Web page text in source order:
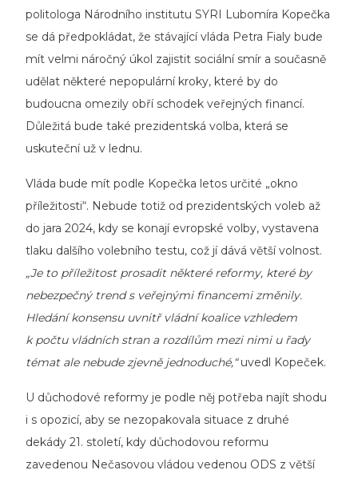
politologa Národního institutu SYRI Lubomíra Kopečka
se dá předpokládat, že stávající vláda Petra Fialy bude
mít velmi náročný úkol zajistit sociální smír a současně
udělat některé nepopulární kroky, které by do
budoucna omezily obří schodek veřejných financí.
Důležitá bude také prezidentská volba, která se
uskuteční už v lednu.
Vláda bude mít podle Kopečka letos určité „okno
příležitosti“. Nebude totiž od prezidentských voleb až
do jara 2024, kdy se konají evropské volby, vystavena
tlaku dalšího volebního testu, což jí dává větší volnost.
„Je to příležitost prosadit některé reformy, které by
nebezpečný trend s veřejnými financemi změnily.
Hledání konsensu uvnitř vládní koalice vzhledem
k počtu vládních stran a rozdílům mezi nimi u řady
témat ale nebude zjevně jednoduché,“uvedl Kopeček.
U důchodové reformy je podle něj potřeba najít shodu
i s opozicí, aby se nezopakovala situace z druhé
dekády 21. století, kdy důchodovou reformu
zavedenou Nečasovou vládou vedenou ODS z větší